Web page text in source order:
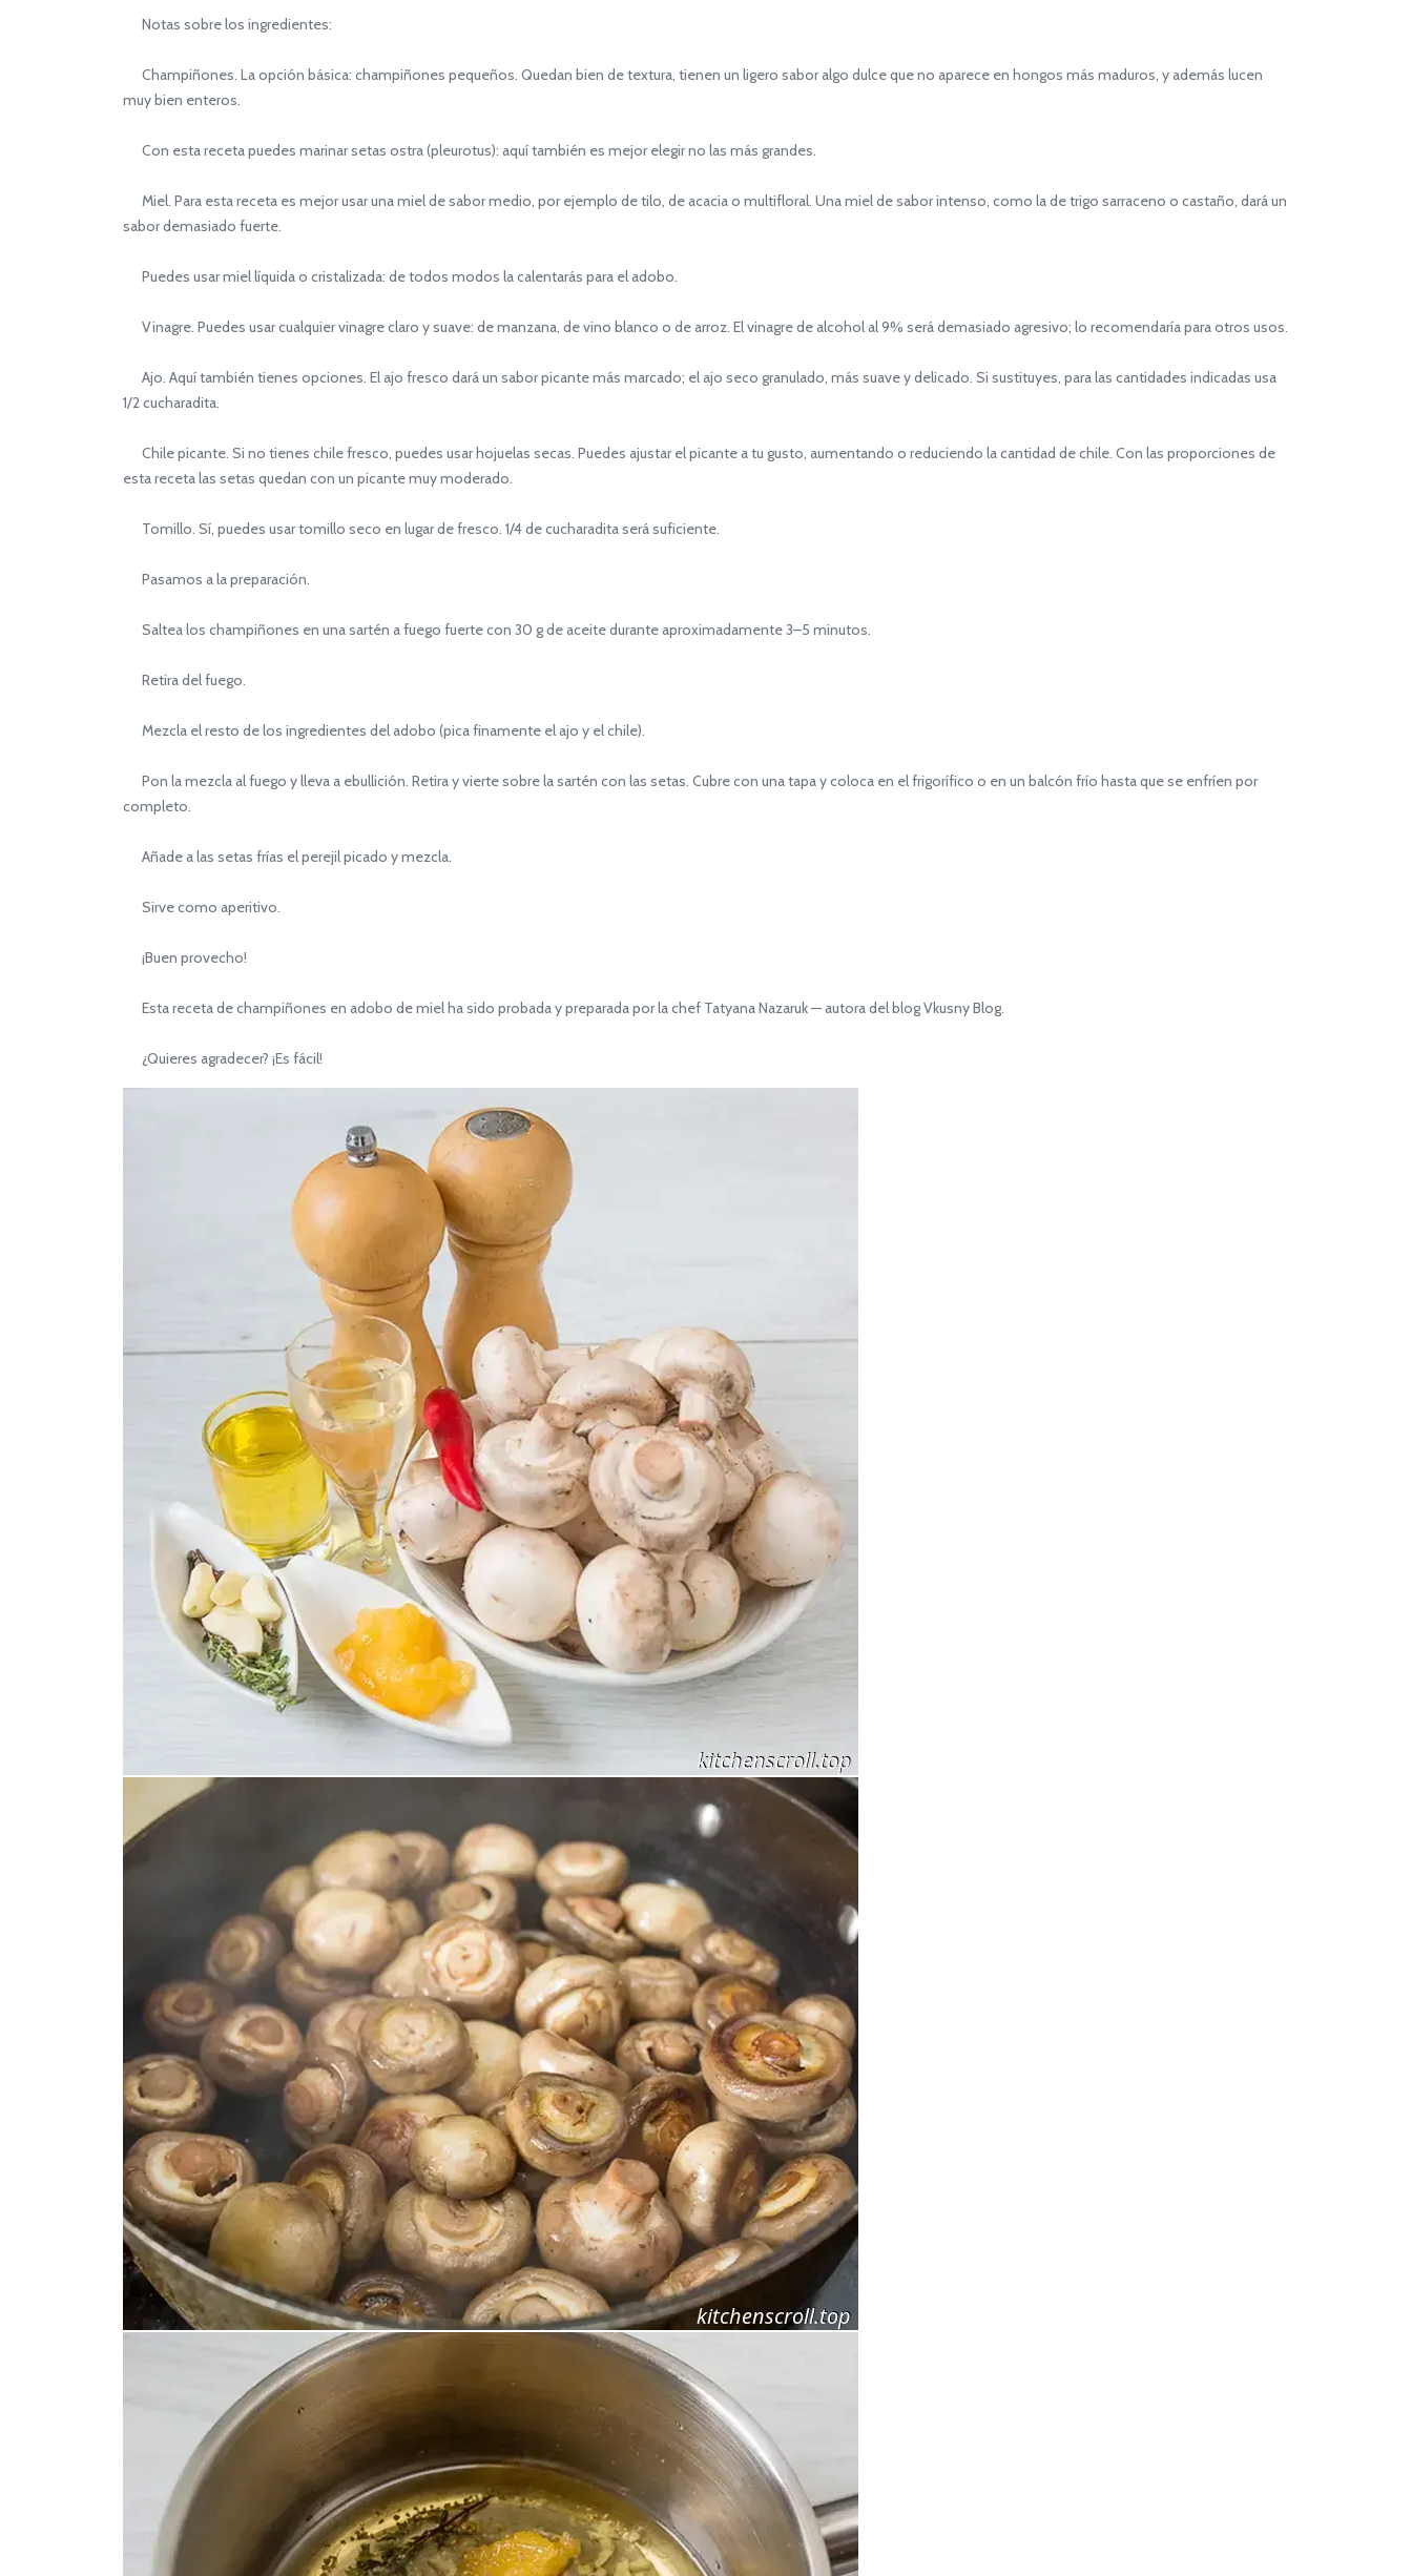
Notas sobre los ingredientes:
Champiñones. La opción básica: champiñones pequeños. Quedan bien de textura, tienen un ligero sabor algo dulce que no aparece en hongos más maduros, y además lucen
muy bien enteros.
Con esta receta puedes marinar setas ostra (pleurotus): aquí también es mejor elegir no las más grandes.
Miel. Para esta receta es mejor usar una miel de sabor medio, por ejemplo de tilo, de acacia o multifloral. Una miel de sabor intenso, como la de trigo sarraceno o castaño, dará un
sabor demasiado fuerte.
Puedes usar miel líquida o cristalizada: de todos modos la calentarás para el adobo.
Vinagre. Puedes usar cualquier vinagre claro y suave: de manzana, de vino blanco o de arroz. El vinagre de alcohol al 9% será demasiado agresivo; lo recomendaría para otros usos.
Ajo. Aquí también tienes opciones. El ajo fresco dará un sabor picante más marcado; el ajo seco granulado, más suave y delicado. Si sustituyes, para las cantidades indicadas usa
1/2 cucharadita.
Chile picante. Si no tienes chile fresco, puedes usar hojuelas secas. Puedes ajustar el picante a tu gusto, aumentando o reduciendo la cantidad de chile. Con las proporciones de
esta receta las setas quedan con un picante muy moderado.
Tomillo. Sí, puedes usar tomillo seco en lugar de fresco. 1/4 de cucharadita será suficiente.
Pasamos a la preparación.
Saltea los champiñones en una sartén a fuego fuerte con 30 g de aceite durante aproximadamente 3–5 minutos.
Retira del fuego.
Mezcla el resto de los ingredientes del adobo (pica finamente el ajo y el chile).
Pon la mezcla al fuego y lleva a ebullición. Retira y vierte sobre la sartén con las setas. Cubre con una tapa y coloca en el frigorífico o en un balcón frío hasta que se enfríen por
completo.
Añade a las setas frías el perejil picado y mezcla.
Sirve como aperitivo.
¡Buen provecho!
Esta receta de champiñones en adobo de miel ha sido probada y preparada por la chef Tatyana Nazaruk — autora del blog Vkusny Blog.
¿Quieres agradecer? ¡Es fácil!